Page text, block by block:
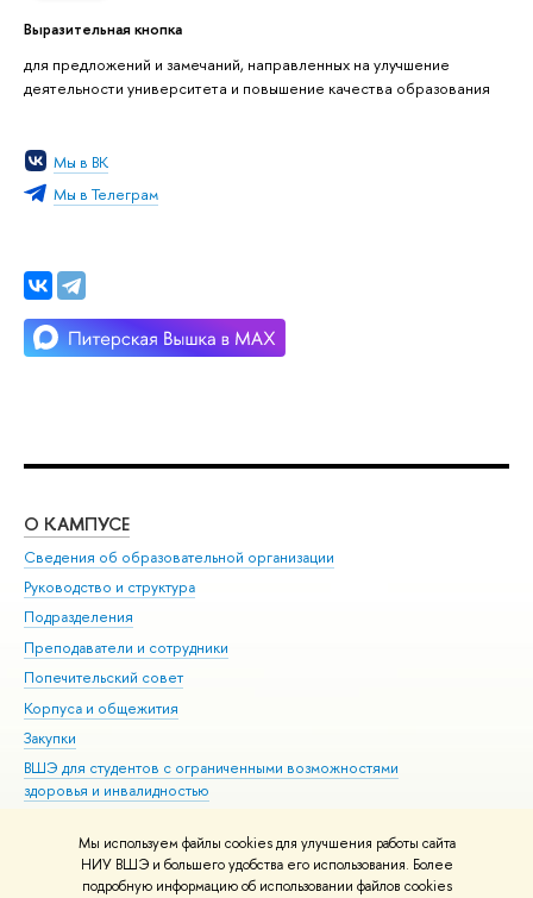
Мы используем файлы cookies для улучшения работы сайта
НИУ ВШЭ и большего удобства его использования. Более
подробную информацию об использовании файлов cookies
Выразительная кнопка
для предложений и замечаний, направленных на улучшение
деятельности университета и повышение качества образования
Мы в ВК
Мы в Телеграм
О КАМПУСЕ
Сведения об образовательной организации
Руководство и структура
Подразделения
Преподаватели и сотрудники
Попечительский совет
Корпуса и общежития
Закупки
ВШЭ для студентов с ограниченными возможностями
здоровья и инвалидностью
Единая платежная страница